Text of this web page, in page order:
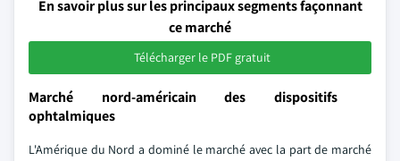
En savoir plus sur les principaux segments façonnant
ce marché
Télécharger le PDF gratuit
Marché nord-américain des dispositifs
ophtalmiques
L'Amérique du Nord a dominé le marché avec la part de marché